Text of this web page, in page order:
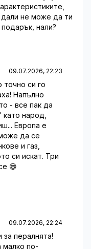
не може да ти
нали?
09.07.2026, 22:23
точно си го
Напълно
- все пак да
народ,
Европа е
да се
и газ,
си искат. Три
😁
09.07.2026, 22:24
за пералнята!
малко по-